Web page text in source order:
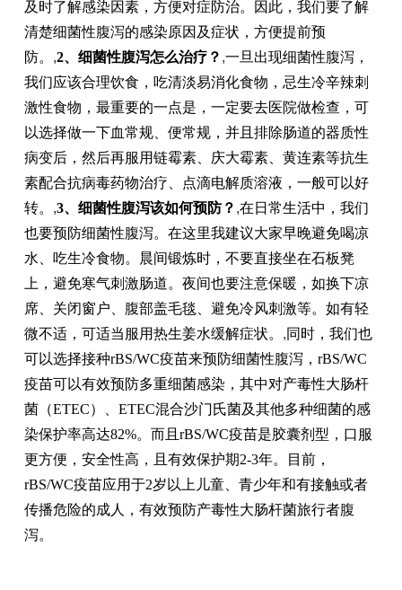
及时了解感染因素，方便对症防治。因此，我们要了解
清楚细菌性腹泻的感染原因及症状，方便提前预
防。 ,2、细菌性腹泻怎么治疗？ ,一旦出现细菌性腹泻，
我们应该合理饮食，吃清淡易消化食物，忌生冷辛辣刺
激性食物，最重要的一点是，一定要去医院做检查，可
以选择做一下血常规、便常规，并且排除肠道的器质性
病变后，然后再服用链霉素、庆大霉素、黄连素等抗生
素配合抗病毒药物治疗、点滴电解质溶液，一般可以好
转。 ,3、细菌性腹泻该如何预防？ ,在日常生活中，我们
也要预防细菌性腹泻。在这里我建议大家早晚避免喝凉
水、吃生冷食物。晨间锻炼时，不要直接坐在石板凳
上，避免寒气刺激肠道。夜间也要注意保暖，如换下凉
席、关闭窗户、腹部盖毛毯、避免冷风刺激等。如有轻
微不适，可适当服用热生姜水缓解症状。 ,同时，我们也
可以选择接种rBS/WC疫苗来预防细菌性腹泻，rBS/WC
疫苗可以有效预防多重细菌感染，其中对产毒性大肠杆
菌（ETEC）、ETEC混合沙门氏菌及其他多种细菌的感
染保护率高达82%。而且rBS/WC疫苗是胶囊剂型，口服
更方便，安全性高，且有效保护期2-3年。目前，
rBS/WC疫苗应用于2岁以上儿童、青少年和有接触或者
传播危险的成人，有效预防产毒性大肠杆菌旅行者腹
泻。